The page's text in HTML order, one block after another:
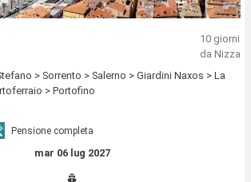
10 giorni
da Nizza
> Sorrento > Salerno > Giardini Naxos > La
> Portofino
Pensione completa
mar 06 lug 2027